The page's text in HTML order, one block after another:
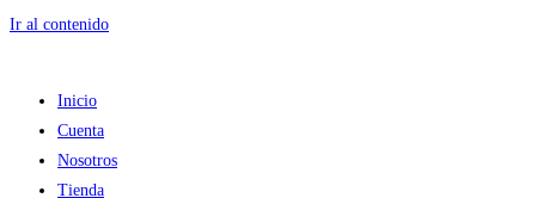
Ir al contenido
Inicio
Cuenta
Nosotros
Tienda